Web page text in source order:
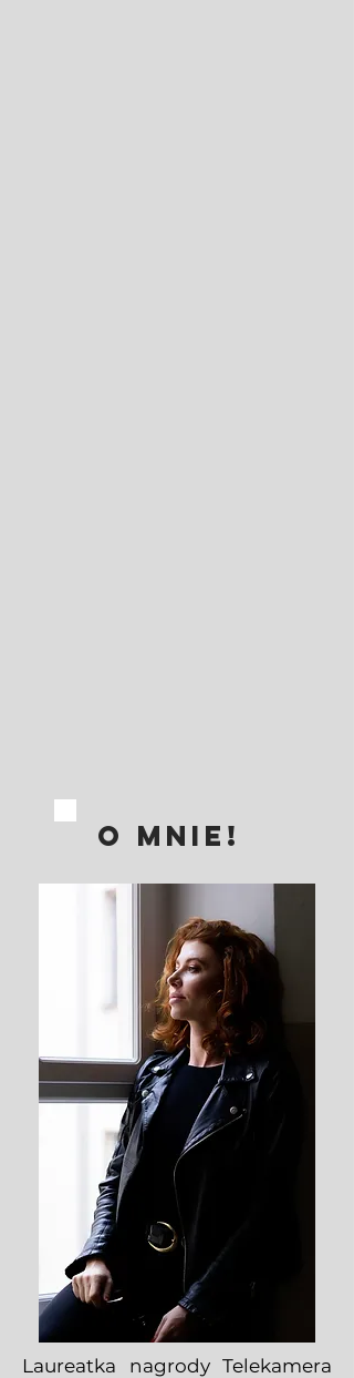
O MNIE!
Laureatka nagrody Telekamera